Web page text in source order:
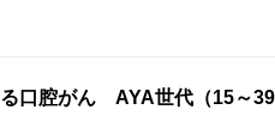
口腔がん AYA世代（15～